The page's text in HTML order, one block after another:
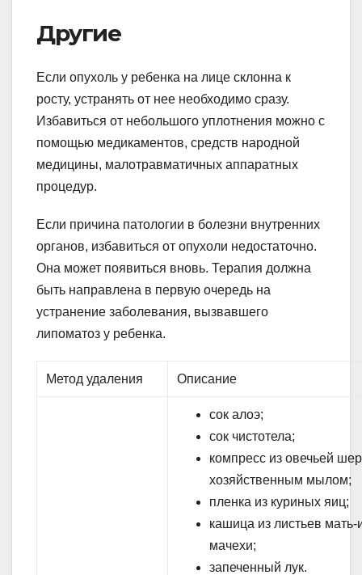
Другие
Если опухоль у ребенка на лице склонна к
росту, устранять от нее необходимо сразу.
Избавиться от небольшого уплотнения можно с
помощью медикаментов, средств народной
медицины, малотравматичных аппаратных
процедур.
Если причина патологии в болезни внутренних
органов, избавиться от опухоли недостаточно.
Она может появиться вновь. Терапия должна
быть направлена в первую очередь на
устранение заболевания, вызвавшего
липоматоз у ребенка.
Метод удаления Описание
сок алоэ;
сок чистотела;
компресс из овечьей
хозяйственным мылом;
пленка из куриных яиц;
кашица из листьев мать-
мачехи;
запеченный лук.